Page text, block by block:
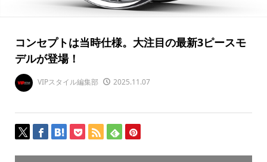
コンセプトは当時仕様。大注目の最新3ピースモ
デルが登場！
VIPスタイル編集部 2025.11.07